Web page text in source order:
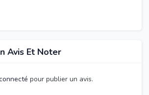
Avis Et Noter
pour publier un avis.